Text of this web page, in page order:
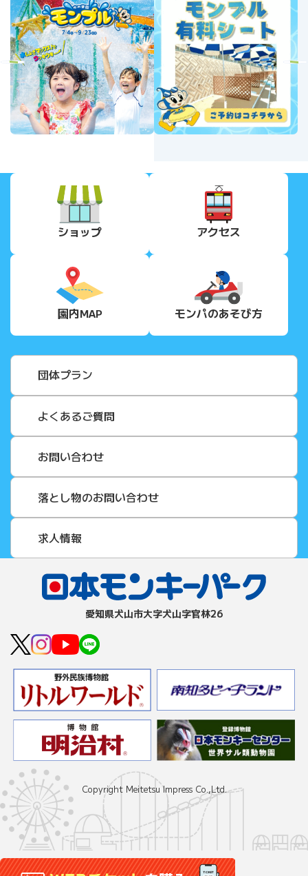
Next
ショップ アクセス
園内MAP モンパのあそび方
団体プラン
よくあるご質問
お問い合わせ
落とし物のお問い合わせ
求人情報
愛知県⽝⼭市⼤字⽝⼭字官林26
Copyright Meitetsu Impress Co.,Ltd.